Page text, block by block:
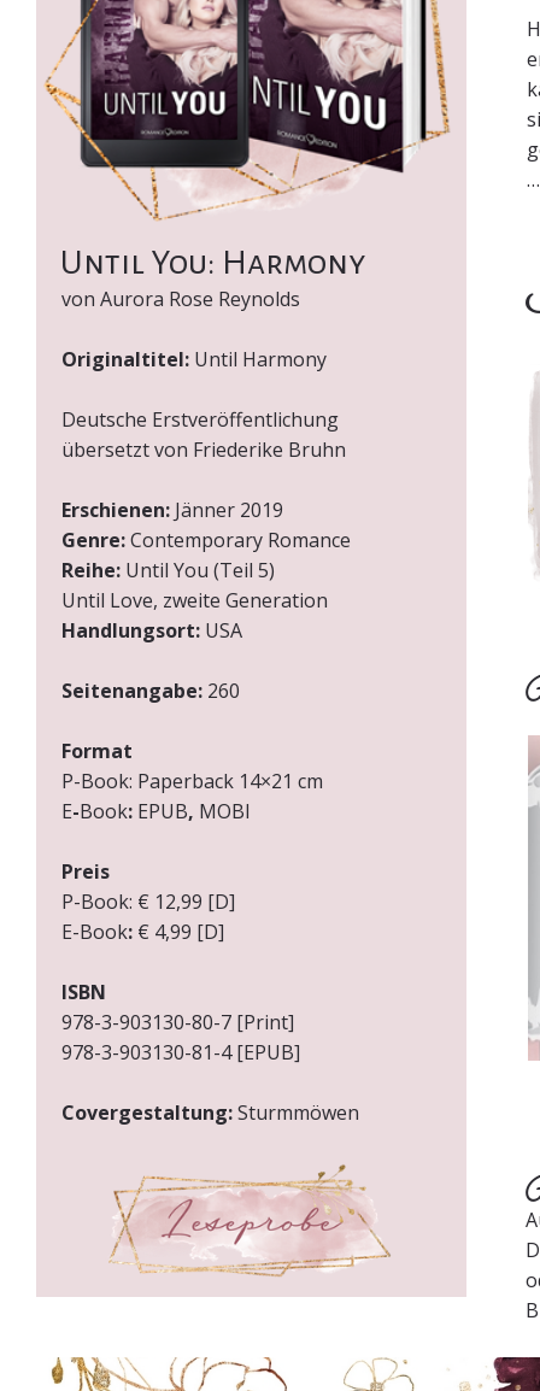
Until You: Harmony
von Aurora Rose Reynolds
Originaltitel: Until Harmony
Deutsche Erstveröffentlichung
übersetzt von Friederike Bruhn
Erschienen: Jänner 2019
Genre:Contemporary Romance
Reihe: Until You (Teil 5)
Until Love, zweite Generation
Handlungsort: USA
Seitenangabe: 260
Format
P-Book: Paperback 14×21 cm
E-Book: EPUB, MOBI
Preis
P-Book: € 12,99 [D]
E-Book: € 4,99 [D]
ISBN
978-3-903130-80-7 [Print]
978-3-903130-81-4 [EPUB]
Covergestaltung:Sturmmöwen